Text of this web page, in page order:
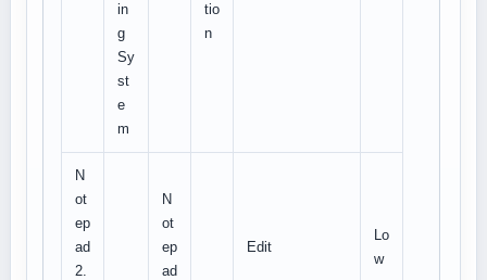
in
g
Sy
st
e
m
tio
n
N
ot
ep
ad
2.
N
ot
ep
ad
Edit
Lo
w